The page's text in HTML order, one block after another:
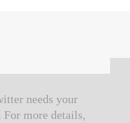
needs your
For more details,